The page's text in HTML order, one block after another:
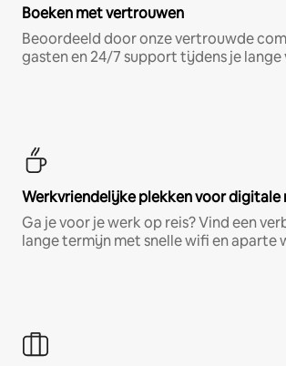
Boeken met vertrouwen
Beoordeeld door onze vertrouwde
gasten en 24/7 support tijdens je lange
Werkvriendelijke plekken voor digitale
Ga je voor je werk op reis? Vind een
lange termijn met snelle wifi en aparte